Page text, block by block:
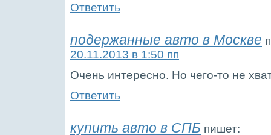
Ответить
подержанные авто в Москве
20.11.2013 в 1:50 пп
Очень интересно. Но чего-то не
Ответить
купить авто в СПБ пишет: